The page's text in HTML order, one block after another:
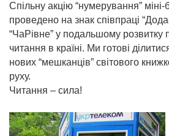
Спільну акцію “нумерування” міні-
проведено на знак співпраці
“ЧаРівне” у подальшому розвитку
читання в країні. Ми готові
нових “мешканців” світового
руху.
Читання – сила!